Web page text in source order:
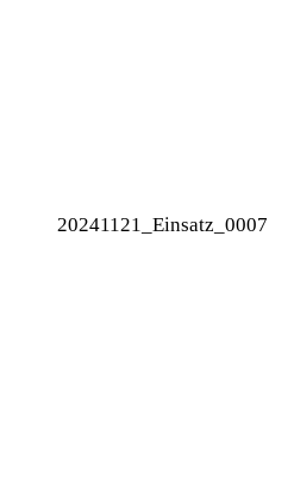
20241121_Einsatz_0007